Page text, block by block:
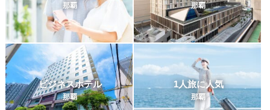
那覇 那覇
ビジネスホテル
那覇
1人旅に人気
那覇